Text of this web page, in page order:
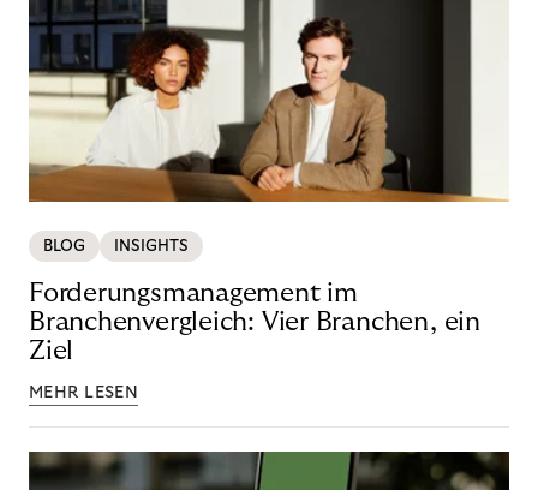
BLOG INSIGHTS
Forderungsmanagement im
Branchenvergleich: Vier Branchen, ein
Ziel
MEHR LESEN